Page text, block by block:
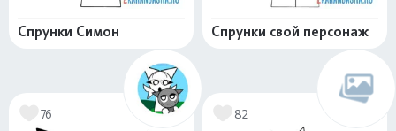
Спрунки Симон Спрунки свой персонаж
76 82